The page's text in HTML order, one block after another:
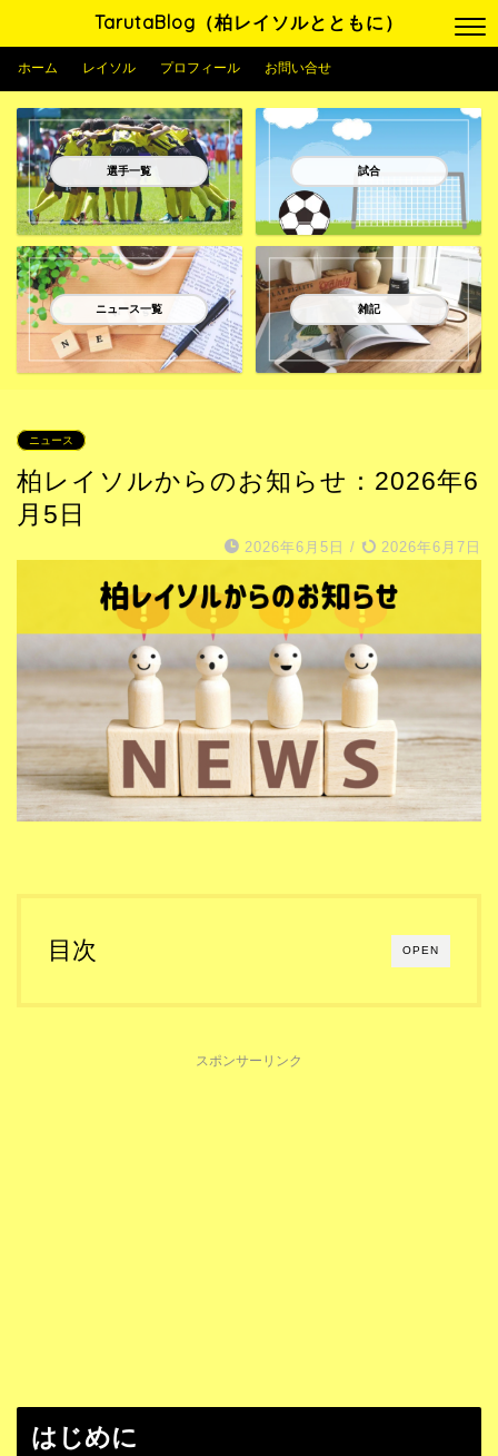
TarutaBlog（柏レイソルとともに）
ホーム レイソル プロフィール お問い合せ
選手一覧 試合
ニュース一覧 雑記
ニュース
柏レイソルからのお知らせ：2026年6
月5日
2026年6月5日 / 2026年6月7日
OPEN
目次
スポンサーリンク
はじめに